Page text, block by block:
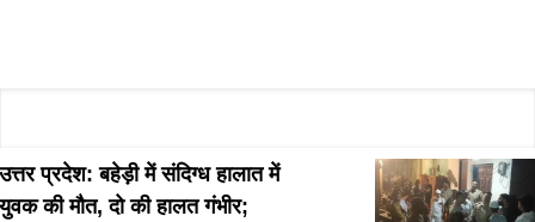
उत्तर प्रदेश: बहेड़ी में संदिग्ध हालात में
युवक की मौत, दो की हालत गंभीर;